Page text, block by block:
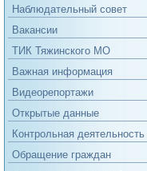
Наблюдательный совет
Вакансии
ТИК Тяжинского МО
Важная информация
Видеорепортажи
Открытые данные
Контрольная деятельность
Обращение граждан